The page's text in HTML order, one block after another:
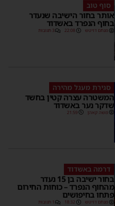
סוף טוב
אותר בחור הישיבה שנעדר
בחוף הנפרד באשדוד
מנחם דויטש 22:08 3 תגובות
סגירת מעגל מהירה
המשטרה עצרה קטין בחשד
שדקר נער באשדוד
משה קאהן 21:59
דרמה באשדוד
בחור ישיבה בן 15 נעדר
מהחוף הנפרד – כוחות החירום
פתחו בחיפושים
מנחם דויטש 18:32 1 תגובות